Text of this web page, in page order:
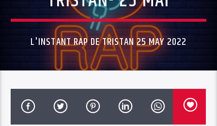
L'INSTANT RAP DE TRISTAN 25 MAY 2022